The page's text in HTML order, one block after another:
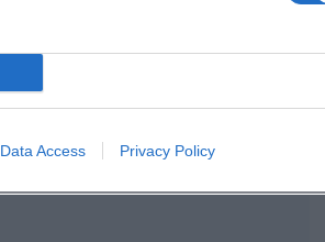
Data Access Privacy Policy